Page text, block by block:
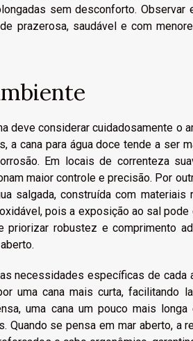
sem desconforto. Observar
prazerosa, saudável e com
deve considerar cuidadosamente o
a cana para água doce tende a ser
Em locais de correnteza
maior controle e precisão. Por
salgada, construída com
pois a exposição ao sal pode
priorizar robustez e comprimento
necessidades específicas de cada
uma cana mais curta, facilitando
uma cana um pouco mais
se pensa em mar aberto, a